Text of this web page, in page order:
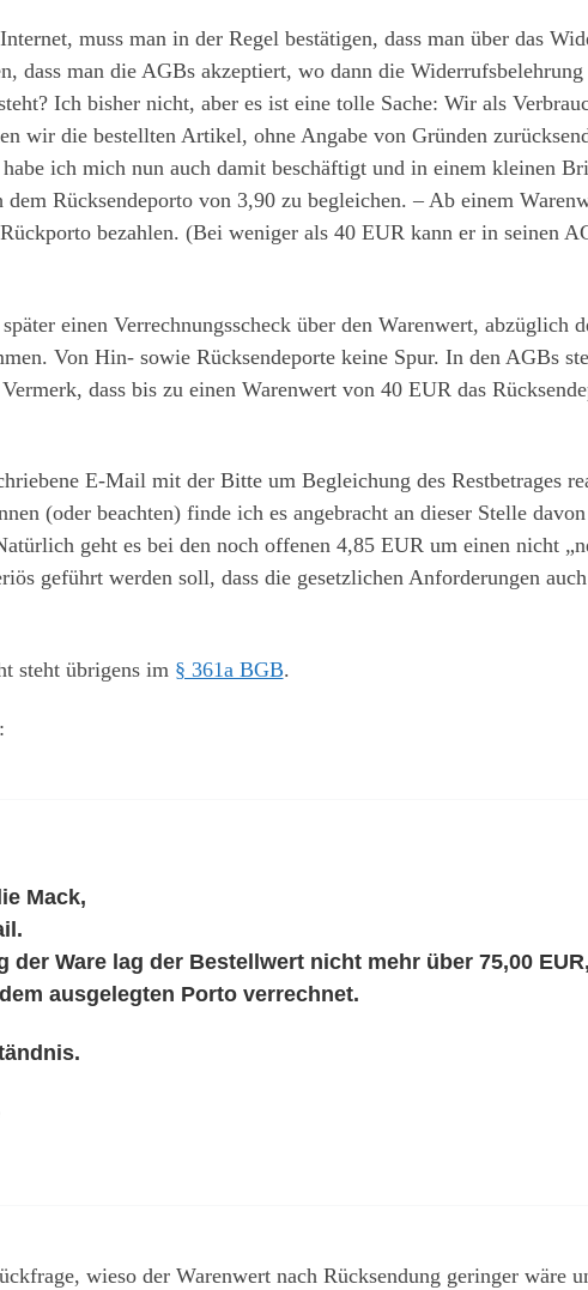
muss man in der Regel bestätigen, dass man über das
dass man die AGBs akzeptiert, wo dann die
Ich bisher nicht, aber es ist eine tolle Sache: Wir als
wir die bestellten Artikel, ohne Angabe von Gründen
ich mich nun auch damit beschäftigt und in einem kleinen
dem Rücksendeporto von 3,90 zu begleichen. – Ab einem
bezahlen. (Bei weniger als 40 EUR kann er in seinen
einen Verrechnungsscheck über den Warenwert, abzüglich
Von Hin- sowie Rücksendeporte keine Spur. In den AGBs
dass bis zu einen Warenwert von 40 EUR das
E-Mail mit der Bitte um Begleichung des Restbetrages
(oder beachten) finde ich es angebracht an dieser Stelle
geht es bei den noch offenen 4,85 EUR um einen nicht
geführt werden soll, dass die gesetzlichen Anforderungen
steht übrigens im § 361a BGB.
Mack,
der Ware lag der Bestellwert nicht mehr über 75,00
ausgelegten Porto verrechnet.
wieso der Warenwert nach Rücksendung geringer wäre